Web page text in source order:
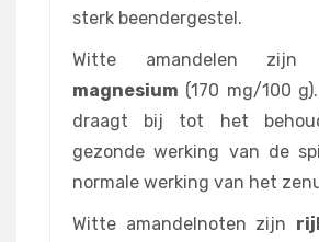
sterk beendergestel.
Witte amandelen zijn
magnesium (170 mg/100
draagt bij tot het
gezonde werking van de
normale werking van het
Witte amandelnoten zijn